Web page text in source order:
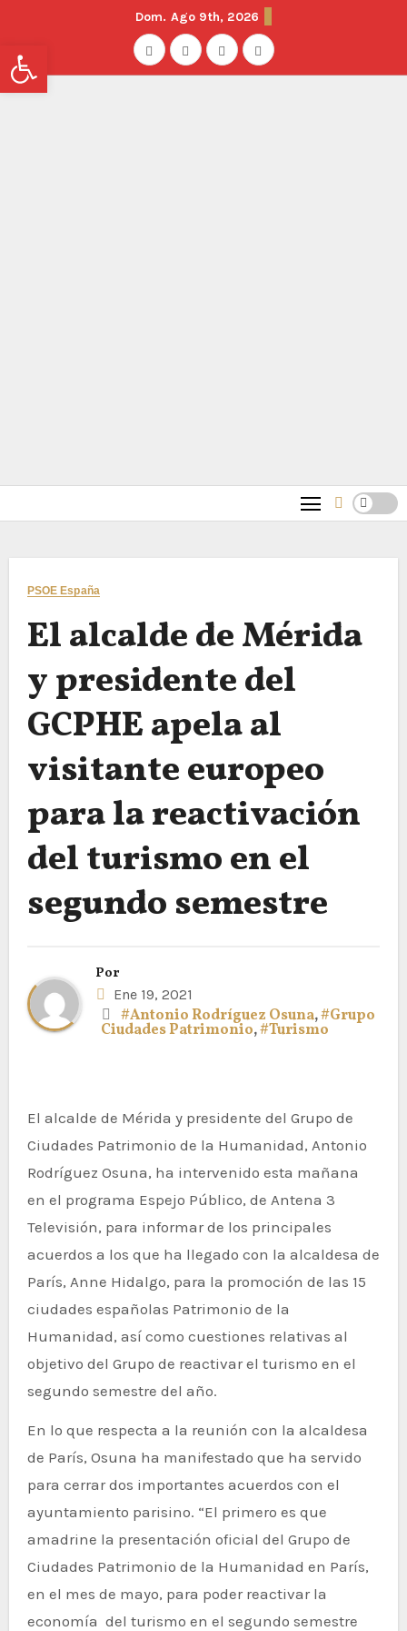
Dom. Ago 9th, 2026
PSOE España
El alcalde de Mérida
y presidente del
GCPHE apela al
visitante europeo
para la reactivación
del turismo en el
segundo semestre
Por
Ene 19, 2021
#Antonio Rodríguez Osuna,#Grupo
Ciudades Patrimonio,#Turismo
El alcalde de Mérida y presidente del Grupo de
Ciudades Patrimonio de la Humanidad, Antonio
Rodríguez Osuna, ha intervenido esta mañana
en el programa Espejo Público, de Antena 3
Televisión, para informar de los principales
acuerdos a los que ha llegado con la alcaldesa de
París, Anne Hidalgo, para la promoción de las 15
ciudades españolas Patrimonio de la
Humanidad, así como cuestiones relativas al
objetivo del Grupo de reactivar el turismo en el
segundo semestre del año.
En lo que respecta a la reunión con la alcaldesa
de París, Osuna ha manifestado que ha servido
para cerrar dos importantes acuerdos con el
ayuntamiento parisino. “El primero es que
amadrine la presentación oficial del Grupo de
Ciudades Patrimonio de la Humanidad en París,
en el mes de mayo, para poder reactivar la
economía del turismo en el segundo semestre
Abrir barra de herramientas